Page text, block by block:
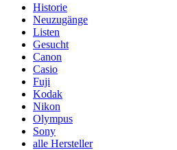
Historie
Neuzugänge
Listen
Gesucht
Canon
Casio
Fuji
Kodak
Nikon
Olympus
Sony
alle Hersteller